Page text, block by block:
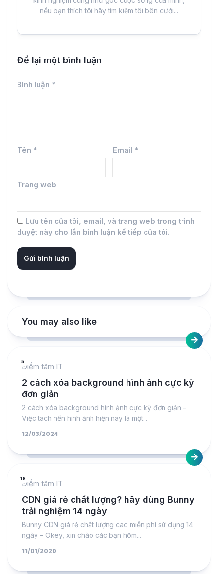
nếu bạn thích tôi hãy tìm kiếm tôi bên dưới...
Để lại một bình luận
Bình luận *
Tên * Email *
Trang web
Lưu tên của tôi, email, và trang web trong trình
duyệt này cho lần bình luận kế tiếp của tôi.
You may also like
5
Điểm tâm IT
2 cách xóa background hình ảnh cực kỳ
đơn giản
2 cách xóa background hình ảnh cực kỳ đơn giản –
Việc tách nền hình ảnh hiện nay là một...
12/03/2024
18
Điểm tâm IT
CDN giá rẻ chất lượng? hãy dùng Bunny
trải nghiệm 14 ngày
Bunny CDN giá rẻ chất lượng cao miễn phí sử dụng 14
ngày – Okey, xin chào các bạn hôm...
11/01/2020